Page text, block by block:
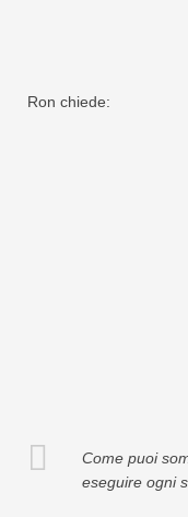
Swift
Ron chiede:
Come puoi
eseguire ogni